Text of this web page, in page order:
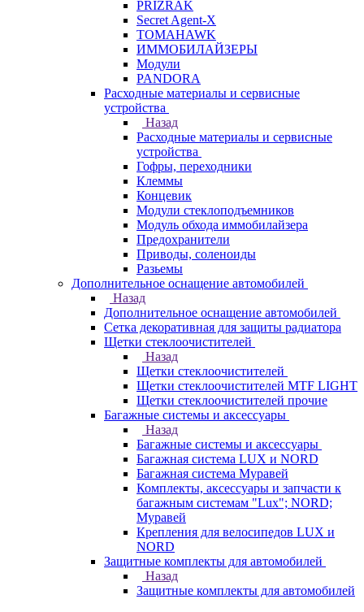
PRIZRAK
Secret Agent-X
TOMAHAWK
ИММОБИЛАЙЗЕРЫ
Модули
PANDORA
Расходные материалы и сервисные
устройства
Назад
Расходные материалы и сервисные
устройства
Гофры, переходники
Клеммы
Концевик
Модули стеклоподъемников
Модуль обхода иммобилайзера
Предохранители
Приводы, соленоиды
Разьемы
Дополнительное оснащение автомобилей
Назад
Дополнительное оснащение автомобилей
Сетка декоративная для защиты радиатора
Щетки стеклоочистителей
Назад
Щетки стеклоочистителей
Щетки стеклоочистителей MTF LIGHT
Щетки стеклоочистителей прочие
Багажные системы и аксессуары
Назад
Багажные системы и аксессуары
Багажная система LUX и NORD
Багажная система Муравей
Комплекты, аксессуары и запчасти к
багажным системам "Lux"; NORD;
Муравей
Крепления для велосипедов LUX и
NORD
Защитные комплекты для автомобилей
Назад
Защитные комплекты для автомобилей